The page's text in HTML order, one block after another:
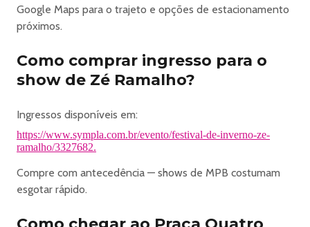
Google Maps para o trajeto e opções de estacionamento
próximos.
Como comprar ingresso para o
show de Zé Ramalho?
Ingressos disponíveis em:
https://www.sympla.com.br/evento/festival-de-inverno-ze-
ramalho/3327682.
Compre com antecedência — shows de MPB costumam
esgotar rápido.